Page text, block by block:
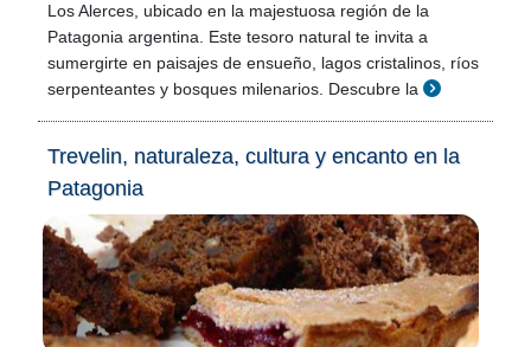
Los Alerces, ubicado en la majestuosa región de la
Patagonia argentina. Este tesoro natural te invita a
sumergirte en paisajes de ensueño, lagos cristalinos, ríos
serpenteantes y bosques milenarios. Descubre la
Trevelin, naturaleza, cultura y encanto en la
Patagonia